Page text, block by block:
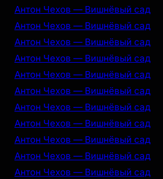
Антон Чехов — Вишнёвый сад
Антон Чехов — Вишнёвый сад
Антон Чехов — Вишнёвый сад
Антон Чехов — Вишнёвый сад
Антон Чехов — Вишнёвый сад
Антон Чехов — Вишнёвый сад
Антон Чехов — Вишнёвый сад
Антон Чехов — Вишнёвый сад
Антон Чехов — Вишнёвый сад
Антон Чехов — Вишнёвый сад
Антон Чехов — Вишнёвый сад